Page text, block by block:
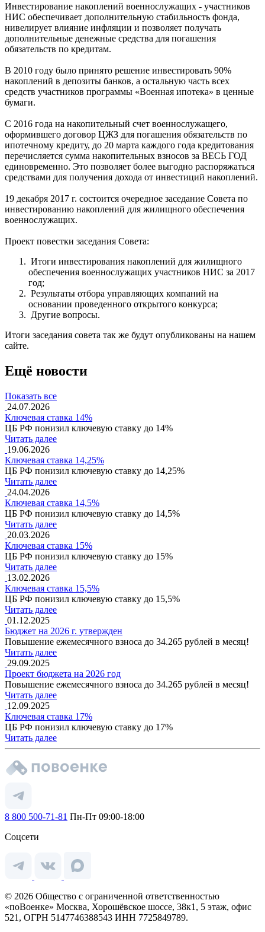
Инвестирование накоплений военнослужащих - участников
НИС обеспечивает дополнительную стабильность фонда,
нивелирует влияние инфляции и позволяет получать
дополнительные денежные средства для погашения
обязательств по кредитам.
В 2010 году было принято решение инвестировать 90%
накоплений в депозиты банков, а остальную часть всех
средств участников программы «Военная ипотека» в ценные
бумаги.
С 2016 года на накопительный счет военнослужащего,
оформившего договор ЦЖЗ для погашения обязательств по
ипотечному кредиту, до 20 марта каждого года кредитования
перечисляется сумма накопительных взносов за ВЕСЬ ГОД
единовременно. Это позволяет более выгодно распоряжаться
средствами для получения дохода от инвестиций накоплений.
19 декабря 2017 г. состоится очередное заседание Совета по
инвестированию накоплений для жилищного обеспечения
военнослужащих.
Проект повестки заседания Совета:
Итоги инвестирования накоплений для жилищного
обеспечения военнослужащих участников НИС за 2017
год;
Результаты отбора управляющих компаний на
основании проведенного открытого конкурса;
Другие вопросы.
Итоги заседания совета так же будут опубликованы на нашем
сайте.
Ещё новости
Показать все
24.07.2026
Ключевая ставка 14%
ЦБ РФ понизил ключевую ставку до 14%
Читать далее
19.06.2026
Ключевая ставка 14,25%
ЦБ РФ понизил ключевую ставку до 14,25%
Читать далее
24.04.2026
Ключевая ставка 14,5%
ЦБ РФ понизил ключевую ставку до 14,5%
Читать далее
20.03.2026
Ключевая ставка 15%
ЦБ РФ понизил ключевую ставку до 15%
Читать далее
13.02.2026
Ключевая ставка 15,5%
ЦБ РФ понизил ключевую ставку до 15,5%
Читать далее
01.12.2025
Бюджет на 2026 г. утвержден
Повышение ежемесячного взноса до 34.265 рублей в месяц!
Читать далее
29.09.2025
Проект бюджета на 2026 год
Повышение ежемесячного взноса до 34.265 рублей в месяц!
Читать далее
12.09.2025
Ключевая ставка 17%
ЦБ РФ понизил ключевую ставку до 17%
Читать далее
8 800 500-71-81 Пн-Пт 09:00-18:00
Соцсети
© 2026 Общество с ограниченной ответственностью
«поВоенке» Москва, Хорошёвское шоссе, 38к1, 5 этаж, офис
521, ОГРН 5147746388543 ИНН 7725849789.